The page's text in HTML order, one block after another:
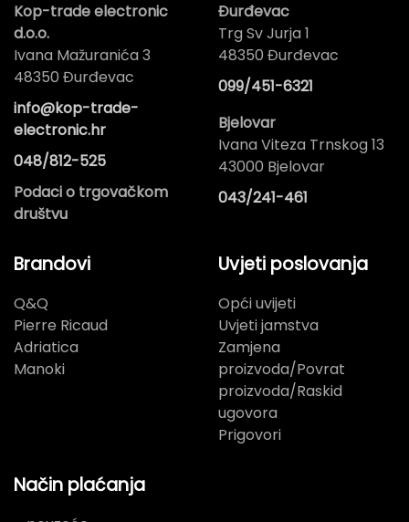
Kop-trade electronic
d.o.o.
Ivana Mažuranića 3
48350 Đurđevac
info@kop-trade-
electronic.hr
048/812-525
Podaci o trgovačkom
društvu
Đurđevac
Trg Sv Jurja 1
48350 Đurđevac
099/451-6321
Bjelovar
Ivana Viteza Trnskog 13
43000 Bjelovar
043/241-461
Brandovi
Q&Q
Pierre Ricaud
Adriatica
Manoki
Uvjeti poslovanja
Opći uvijeti
Uvjeti jamstva
Zamjena
proizvoda/Povrat
proizvoda/Raskid
ugovora
Prigovori
Način plaćanja